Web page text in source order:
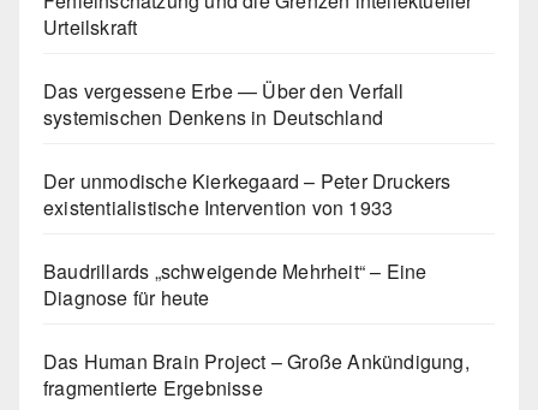
Urteilskraft
Das vergessene Erbe — Über den Verfall
systemischen Denkens in Deutschland
Der unmodische Kierkegaard – Peter Druckers
existentialistische Intervention von 1933
Baudrillards „schweigende Mehrheit“ – Eine
Diagnose für heute
Das Human Brain Project – Große Ankündigung,
fragmentierte Ergebnisse